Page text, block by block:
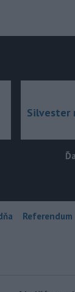
Silvester
Referendum